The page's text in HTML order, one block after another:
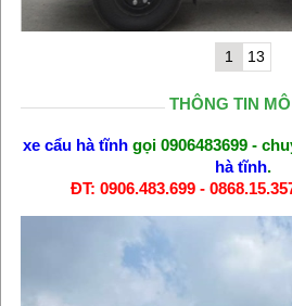
1 13
THÔNG TIN
xe cẩu hà tĩnh gọi 0906483699 -
hà tĩnh.
ĐT: 0906.483.699 -